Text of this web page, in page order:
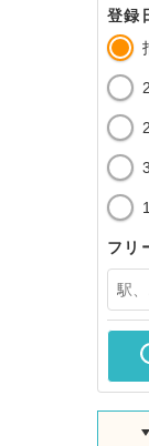
登録
フリ